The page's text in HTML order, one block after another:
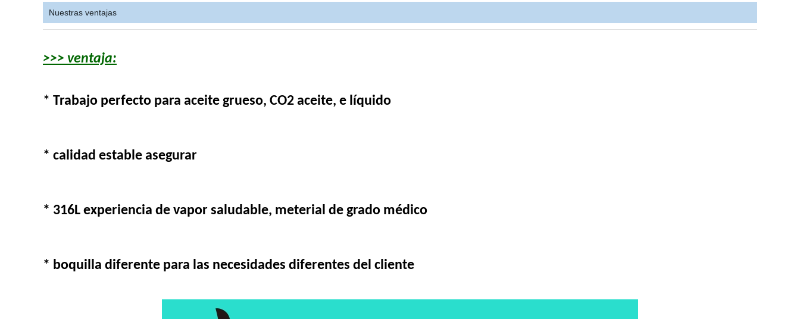
Nuestras ventajas
>>> ventaja:
* Trabajo perfecto para aceite grueso, CO2 aceite, e líquido
* calidad estable asegurar
* 316L experiencia de vapor saludable, meterial de grado médico
* boquilla diferente para las necesidades diferentes del cliente